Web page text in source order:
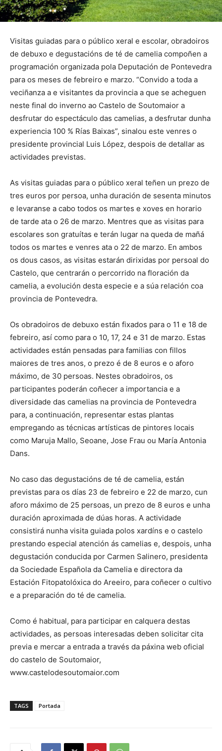
Visitas guiadas para o público xeral e escolar, obradoiros
de debuxo e degustacións de té de camelia compoñen a
programación organizada pola Deputación de Pontevedra
para os meses de febreiro e marzo. “Convido a toda a
veciñanza a e visitantes da provincia a que se acheguen
neste final do inverno ao Castelo de Soutomaior a
desfrutar do espectáculo das camelias, a desfrutar dunha
experiencia 100 % Rías Baixas”, sinalou este venres o
presidente provincial Luis López, despois de detallar as
actividades previstas.
As visitas guiadas para o público xeral teñen un prezo de
tres euros por persoa, unha duración de sesenta minutos
e levaranse a cabo todos os martes e xoves en horario
de tarde ata o 26 de marzo. Mentres que as visitas para
escolares son gratuítas e terán lugar na queda de mañá
todos os martes e venres ata o 22 de marzo. En ambos
os dous casos, as visitas estarán dirixidas por persoal do
Castelo, que centrarán o percorrido na floración da
camelia, a evolución desta especie e a súa relación coa
provincia de Pontevedra.
Os obradoiros de debuxo están fixados para o 11 e 18 de
febreiro, así como para o 10, 17, 24 e 31 de marzo. Estas
actividades están pensadas para familias con fillos
maiores de tres anos, o prezo é de 8 euros e o aforo
máximo, de 30 persoas. Nestes obradoiros, os
participantes poderán coñecer a importancia e a
diversidade das camelias na provincia de Pontevedra
para, a continuación, representar estas plantas
empregando as técnicas artísticas de pintores locais
como Maruja Mallo, Seoane, Jose Frau ou María Antonia
Dans.
No caso das degustacións de té de camelia, están
previstas para os días 23 de febreiro e 22 de marzo, cun
aforo máximo de 25 persoas, un prezo de 8 euros e unha
duración aproximada de dúas horas. A actividade
consistirá nunha visita guiada polos xardíns e o castelo
prestando especial atención ás camelias e, despois, unha
degustación conducida por Carmen Salinero, presidenta
da Sociedade Española da Camelia e directora da
Estación Fitopatolóxica do Areeiro, para coñecer o cultivo
e a preparación do té de camelia.
Como é habitual, para participar en calquera destas
actividades, as persoas interesadas deben solicitar cita
previa e mercar a entrada a través da páxina web oficial
do castelo de Soutomaior,
www.castelodesoutomaior.com
TAGS Portada